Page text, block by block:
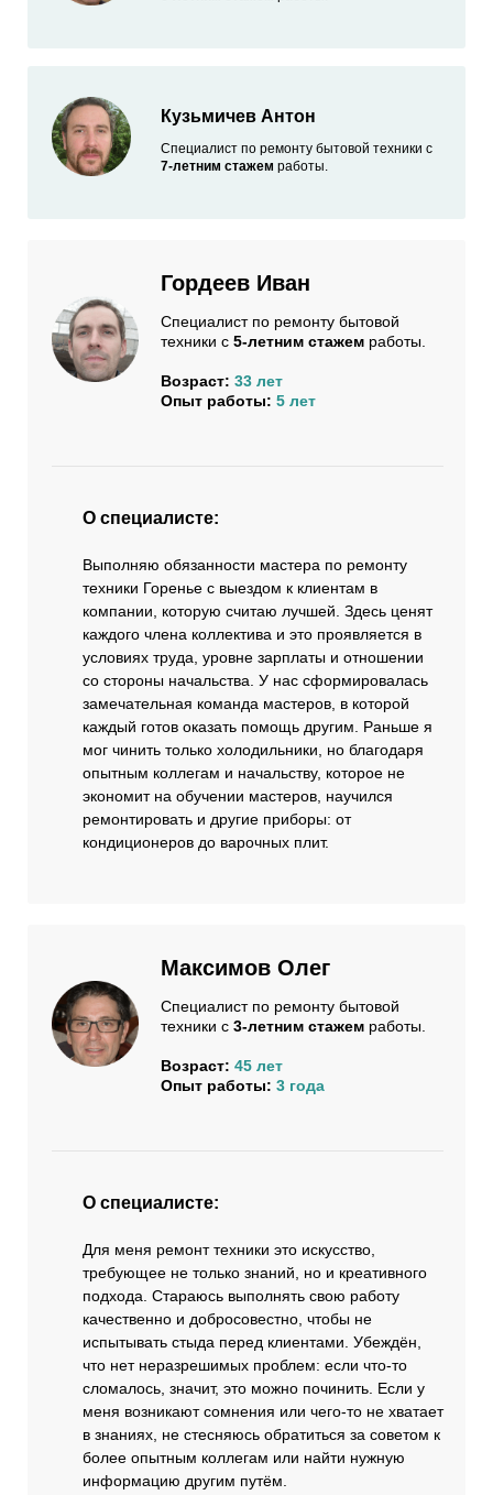
Кузьмичев Антон
Специалист по ремонту бытовой техники с
7-летним стажем работы.
Гордеев Иван
Специалист по ремонту бытовой
техники с 5-летним стажемработы.
Возраст: 33 лет
Опыт работы: 5 лет
О специалисте:
Выполняю обязанности мастера по ремонту
техники Горенье с выездом к клиентам в
компании, которую считаю лучшей. Здесь ценят
каждого члена коллектива и это проявляется в
условиях труда, уровне зарплаты и отношении
со стороны начальства. У нас сформировалась
замечательная команда мастеров, в которой
каждый готов оказать помощь другим. Раньше я
мог чинить только холодильники, но благодаря
опытным коллегам и начальству, которое не
экономит на обучении мастеров, научился
ремонтировать и другие приборы: от
кондиционеров до варочных плит.
Максимов Олег
Специалист по ремонту бытовой
техники с 3-летним стажемработы.
Возраст: 45 лет
Опыт работы: 3 года
О специалисте:
Для меня ремонт техники это искусство,
требующее не только знаний, но и креативного
подхода. Стараюсь выполнять свою работу
качественно и добросовестно, чтобы не
испытывать стыда перед клиентами. Убеждён,
что нет неразрешимых проблем: если что-то
сломалось, значит, это можно починить. Если у
меня возникают сомнения или чего-то не хватает
в знаниях, не стесняюсь обратиться за советом к
более опытным коллегам или найти нужную
информацию другим путём.